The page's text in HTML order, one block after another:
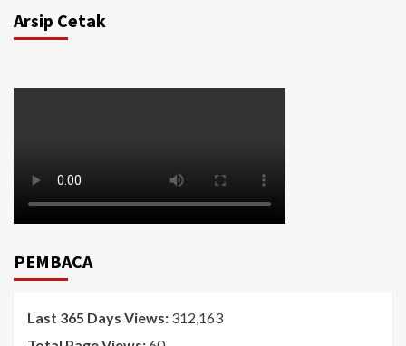
Arsip Cetak
PEMBACA
Last 365 Days Views: 312,163